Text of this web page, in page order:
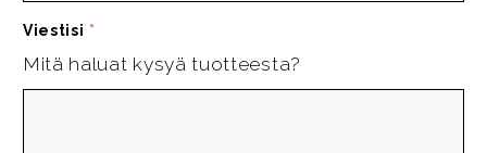
Viestisi *
Mitä haluat kysyä tuotteesta?